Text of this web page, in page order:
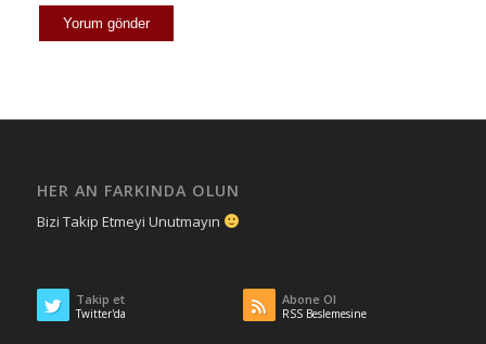
HER AN FARKINDA OLUN
Bizi Takip Etmeyi Unutmayın
Takip et
Twitter'da
Abone Ol
RSS Beslemesine